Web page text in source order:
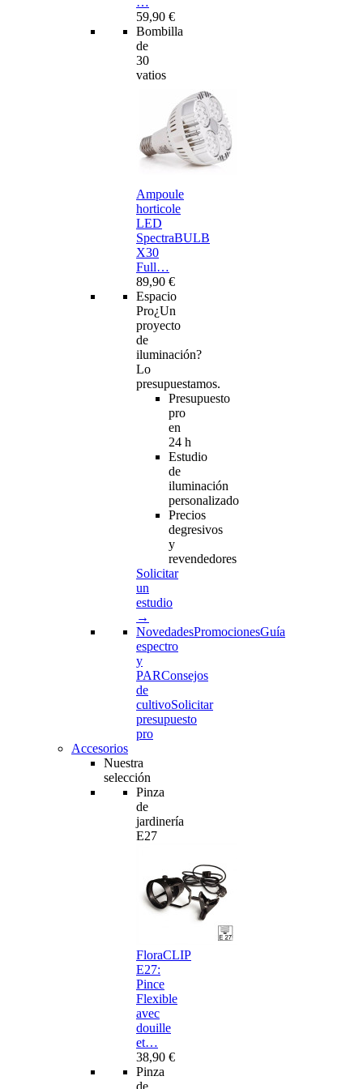
59,90 €
Bombilla
de
30
vatios
Ampoule
horticole
LED
SpectraBULB
X30
Full…
89,90 €
Espacio
Pro¿Un
proyecto
de
iluminación?
Lo
presupuestamos.
Presupuesto
pro
en
24 h
Estudio
de
iluminación
personalizado
Precios
degresivos
y
revendedores
Solicitar
un
estudio
→
NovedadesPromocionesGuía
espectro
y
PARConsejos
de
cultivoSolicitar
presupuesto
pro
Accesorios
Nuestra
selección
Pinza
de
jardinería
E27
FloraCLIP
E27:
Pince
Flexible
avec
douille
et…
38,90 €
Pinza
de